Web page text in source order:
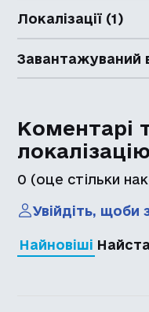
Локалізації (1)
Завантажуваний
Коментарі
локалізацію
0 (оце стільки
Увійдіть,
Найновіші